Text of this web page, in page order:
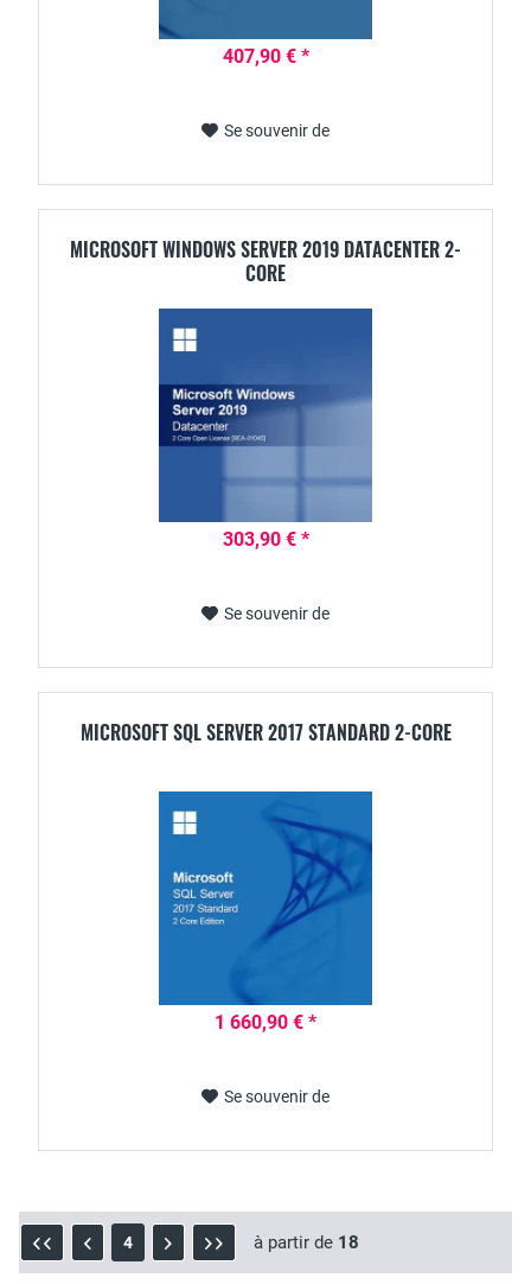
407,90 € *
Se souvenir de
MICROSOFT WINDOWS SERVER 2019 DATACENTER 2-
CORE
303,90 € *
Se souvenir de
MICROSOFT SQL SERVER 2017 STANDARD 2-CORE
1 660,90 € *
Se souvenir de
4 à partir de 18